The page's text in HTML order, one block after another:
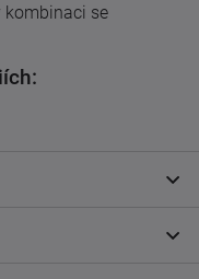
kombinaci se